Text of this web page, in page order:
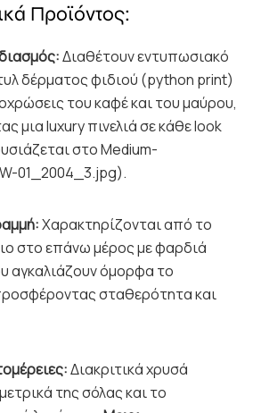
Προϊόντος:
Διαθέτουν εντυπωσιακό
δέρματος φιδιού (python print)
του καφέ και του μαύρου,
μια luxury πινελιά σε κάθε look
στο Medium-
01_2004_3.jpg).
Χαρακτηρίζονται από το
στο επάνω μέρος με φαρδιά
αγκαλιάζουν όμορφα το
σταθερότητα και
Διακριτικά χρυσά
της σόλας και το